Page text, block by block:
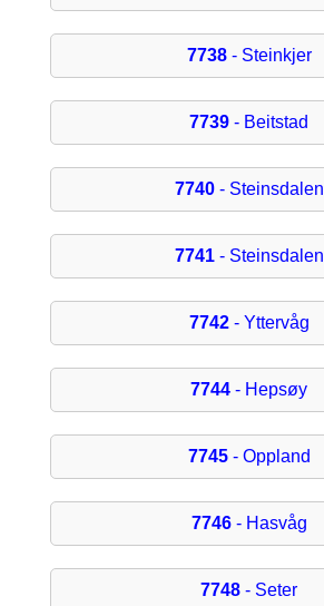
7738- Steinkjer
7739 - Beitstad
7740- Steinsdalen
7741- Steinsdalen
7742- Yttervåg
7744 - Hepsøy
7745- Oppland
7746- Hasvåg
7748 - Seter